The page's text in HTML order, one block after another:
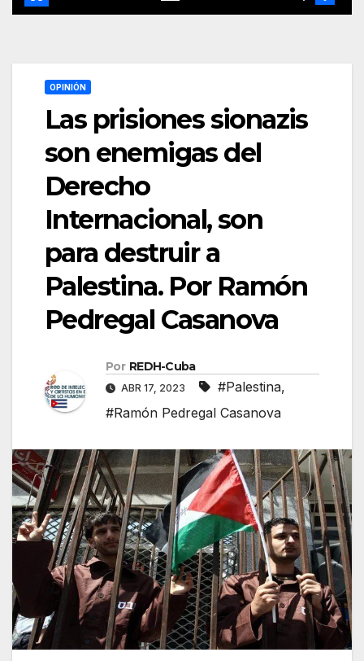
OPINIÓN
Las prisiones sionazis
son enemigas del
Derecho
Internacional, son
para destruir a
Palestina. Por Ramón
Pedregal Casanova
Por REDH-Cuba
ABR 17, 2023 #Palestina,
#Ramón Pedregal Casanova